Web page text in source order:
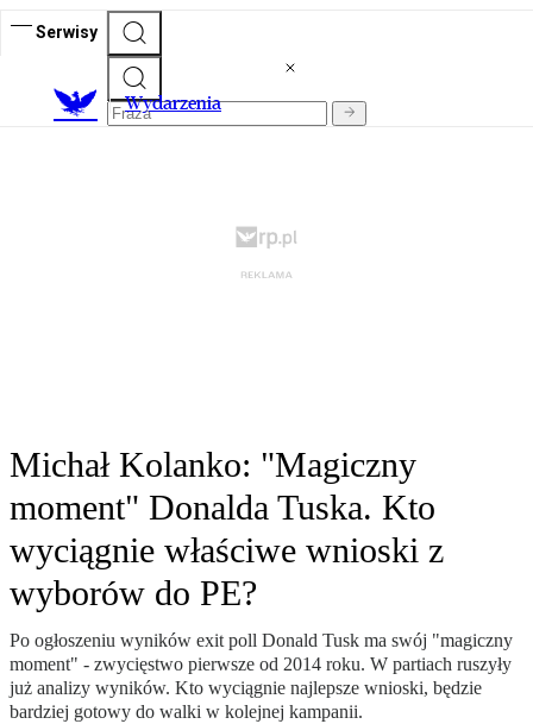
Serwisy
Wydarzenia
Michał Kolanko: "Magiczny
moment" Donalda Tuska. Kto
wyciągnie właściwe wnioski z
wyborów do PE?
Po ogłoszeniu wyników exit poll Donald Tusk ma swój "magiczny
moment" - zwycięstwo pierwsze od 2014 roku. W partiach ruszyły
już analizy wyników. Kto wyciągnie najlepsze wnioski, będzie
bardziej gotowy do walki w kolejnej kampanii.